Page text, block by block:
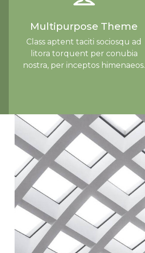
Multipurpose Theme
Class aptent taciti sociosqu ad
litora torquent per conubia
nostra, per inceptos himenaeos.